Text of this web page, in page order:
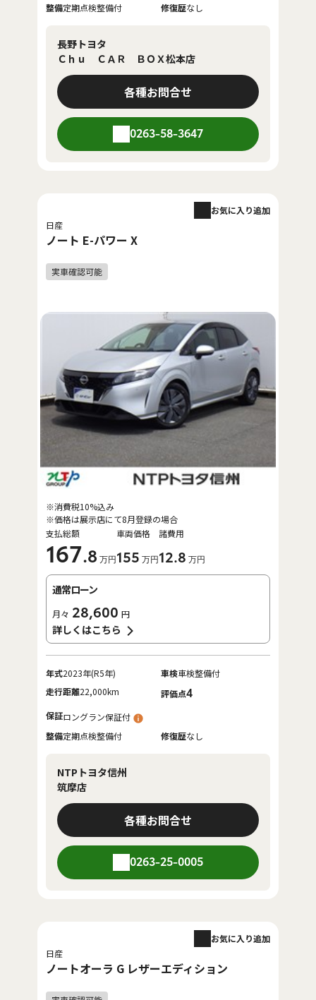
整備定期点検整備付 修復歴なし
長野トヨタ
Ｃｈｕ ＣＡＲ ＢＯＸ松本店
各種お問合せ
0263-58-3647
日産
ノート E-パワー X
お気に入り追加
支払総額
167.8 万円
車両価格
155 万円
諸費用
12.8 万円
※消費税10%込み
※価格は展示店にて8月登録の場合
通常ローン
月々 28,600 円
詳しくはこちら
年式2023年(R5年) 車検車検整備付
走行距離22,000km 評価点4
保証ロングラン保証付
整備定期点検整備付 修復歴なし
NTPトヨタ信州
筑摩店
各種お問合せ
0263-25-0005
日産
ノートオーラ G レザーエディション
お気に入り追加